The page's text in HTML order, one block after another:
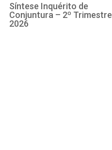
Síntese Inquérito de
Conjuntura – 2º Trimestre
2026